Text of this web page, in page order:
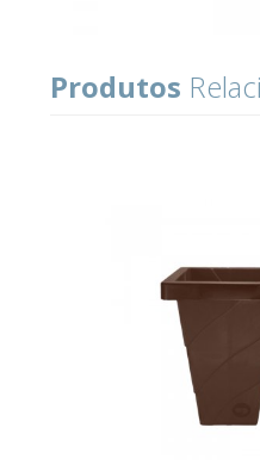
Produtos